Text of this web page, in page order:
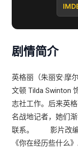
保罗·卢卡·诺 / 克里斯蒂娜·科瓦尼 / 妮娅·波蔓 / 朵拉·罗
东
剧情简介
英格丽（朱丽安·摩
文顿 Tilda Swinton
志社工作。后来英
名战地记者，她们
联系。 影片改编
《你在经历些什么》